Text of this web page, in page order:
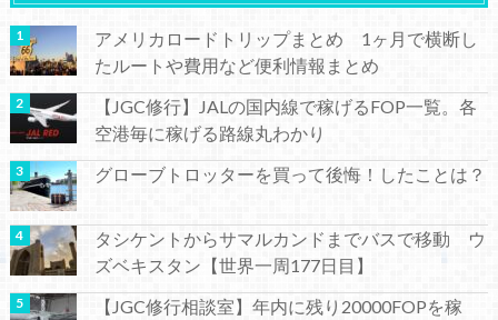
アメリカロードトリップまとめ 1ヶ月で横断し
たルートや費用など便利情報まとめ
【JGC修行】JALの国内線で稼げるFOP一覧。各
空港毎に稼げる路線丸わかり
グローブトロッターを買って後悔！したことは？
タシケントからサマルカンドまでバスで移動 ウ
ズベキスタン【世界一周177日目】
【JGC修行相談室】年内に残り20000FOPを稼